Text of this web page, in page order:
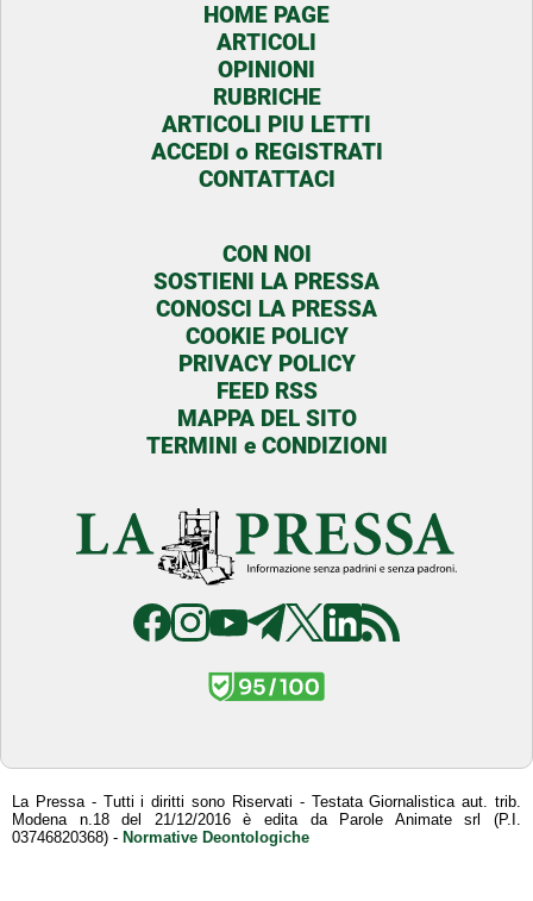
HOME PAGE
ARTICOLI
OPINIONI
RUBRICHE
ARTICOLI PIU LETTI
ACCEDI o REGISTRATI
CONTATTACI
CON NOI
SOSTIENI LA PRESSA
CONOSCI LA PRESSA
COOKIE POLICY
PRIVACY POLICY
FEED RSS
MAPPA DEL SITO
TERMINI e CONDIZIONI
La Pressa - Tutti i diritti sono Riservati - Testata Giornalistica aut. trib.
Modena n.18 del 21/12/2016 è edita da Parole Animate srl (P.I.
03746820368) - Normative Deontologiche